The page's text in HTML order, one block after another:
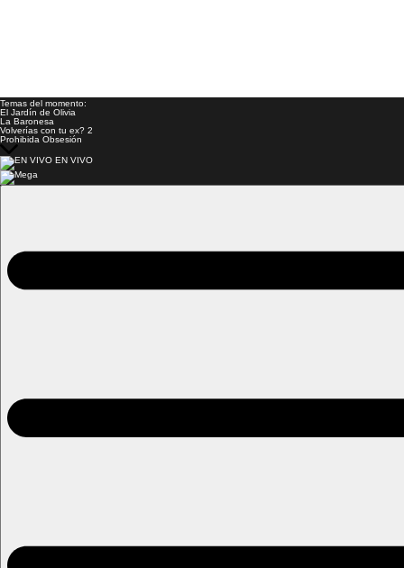
Temas del momento:
El Jardín de Olivia
La Baronesa
Volverías con tu ex? 2
Prohibida Obsesión
EN VIVO